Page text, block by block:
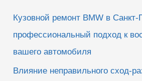
Кузовной ремонт BMW в Санкт-
профессиональный подход к
вашего автомобиля
Влияние неправильного сход-